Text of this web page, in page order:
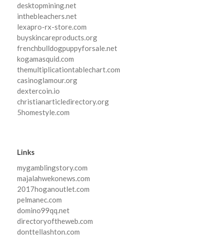
desktopmining.net
inthebleachers.net
lexapro-rx-store.com
buyskincareproducts.org
frenchbulldogpuppyforsale.net
kogamasquid.com
themultiplicationtablechart.com
casinoglamour.org
dextercoin.io
christianarticledirectory.org
5homestyle.com
Links
mygamblingstory.com
majalahwekonews.com
2017hoganoutlet.com
pelmanec.com
domino99qq.net
directoryoftheweb.com
donttellashton.com